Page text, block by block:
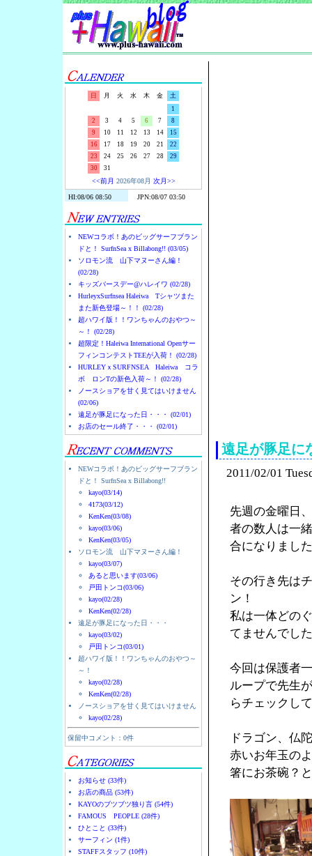
日 月 火 水 木 金
土
1
2
3 4 5 6 7
8
9
10 11 12 13 14
15
16
17 18 19 20 21
22
23
24 25 26 27 28
29
30
31
<<前月 2026年08月 次月>>
NEWコラボ！あのビッグサーフブラン
ドと！ SurfnSea x Billabong!! (03/05)
ソロモン流 山下マヌーさん編！
(02/28)
キッズバースデー@ハレイワ (02/28)
HurleyxSurfnsea Haleiwa Tシャツまた
また新色登場～！！ (02/28)
超ハワイ版！！ワンちゃんのおやつ～
～！ (02/28)
超限定！Haleiwa International Openサー
フィンコンテストTEEが入荷！ (02/28)
HURLEYｘSURFNSEA Haleiwa コラ
ボ ロンTの新色入荷～！ (02/28)
ノースショアを甘く見てはいけません
(02/06)
遠足が豚足になった日・・・ (02/01)
お店のセール終了・・・ (02/01)
NEWコラボ！あのビッグサーフブラン
ドと！ SurfnSea x Billabong!!
kayo(03/14)
4173(03/12)
KenKen(03/08)
kayo(03/06)
KenKen(03/05)
ソロモン流 山下マヌーさん編！
kayo(03/07)
あると思います(03/06)
戸田トンコ(03/06)
kayo(02/28)
KenKen(02/28)
遠足が豚足になった日・・・
kayo(03/02)
戸田トンコ(03/01)
超ハワイ版！！ワンちゃんのおやつ～
～！
kayo(02/28)
KenKen(02/28)
ノースショアを甘く見てはいけません
kayo(02/28)
保留中コメント：0件
お知らせ (33件)
お店の商品 (53件)
KAYOのブツブツ独り言 (54件)
FAMOUS PEOPLE (28件)
ひとこと (33件)
サーフィン (1件)
STAFFスタッフ (10件)
遠足が豚足に
2011/02/01
先週の金曜日
者の数人は一
合になりまし
その行き先は
ン！
私は一体どの
てませんでし
今回は保護者
ループで先生
らチェックし
ドラゴン、仏
赤いお年玉の
箸にお茶碗？